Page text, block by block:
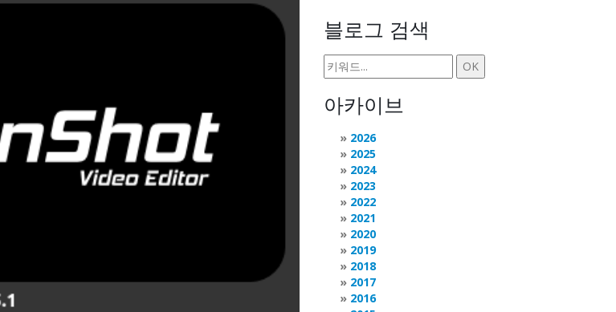
블로그 검색
아카이브
2026
2025
2024
2023
2022
2021
2020
2019
2018
2017
2016